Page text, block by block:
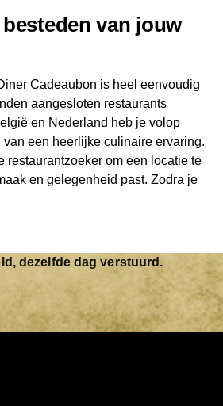
Antwerpen, Gent of Brugge.
waar en wanneer er wordt genoten
Zo is de Diner Cadeaubon
een bijzondere belevenis.
van jouw
Cadeaubon is heel eenvoudig
aangesloten restaurants
en Nederland heb je volop
van een heerlijke culinaire ervaring.
restaurantzoeker om een locatie te
en gelegenheid past. Zodra je
kun je eenvoudig reserveren en na
gewoon op de bon staan en kan
Zo geniet je keer op keer van
dezelfde dag verstuurd.